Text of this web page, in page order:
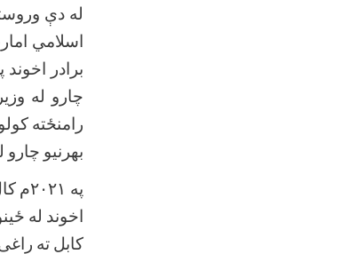
له دې
اسلامي
برادر
اخوند
چارو له
رامنځته
بهرنیو چارو
په ۲۰۲۱م
اخوند له
کابل ته